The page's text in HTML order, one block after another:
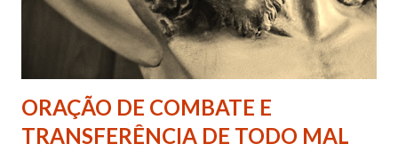
atormentam por meio desses sentimentos para que se
afastem de mim juntamente com todas as suas
tentações. Senhor Jesus, a partir de agora eu não
de impotência, de apego, de escravidão
sentimental, de devassidão, de adultério, de
ORAÇÃO DE COMBATE E
TRANSFERÊNCIA DE TODO MAL